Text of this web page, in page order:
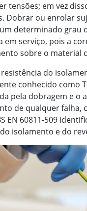
tensões; em vez
Dobrar ou enrolar
determinado grau
em serviço, pois a
sobre o material
do
conhecido como
pela dobragem e o
de qualquer falha,
EN 60811-509
isolamento e do